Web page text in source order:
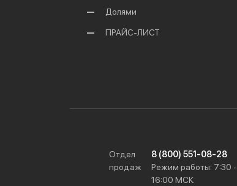
Долями
ПРАЙС-ЛИСТ
Отдел
продаж
8 (800) 551-08-28
Режим работы: 7:30 -
16:00 МСК